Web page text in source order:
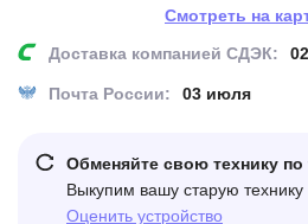
Смотреть на
Доставка компанией СДЭК:
Почта России: 03 июля
Обменяйте свою технику по
Выкупим вашу старую технику
Оценить устройство